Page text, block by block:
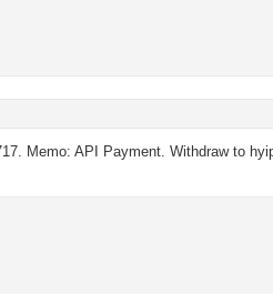
Memo: API Payment. Withdraw to